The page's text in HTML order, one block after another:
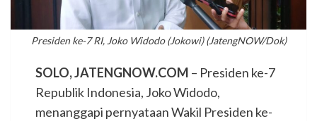
Presiden ke-7 RI, Joko Widodo (Jokowi) (JatengNOW/Dok)
SOLO, JATENGNOW.COM – Presiden ke-7
Republik Indonesia, Joko Widodo,
menanggapi pernyataan Wakil Presiden ke-